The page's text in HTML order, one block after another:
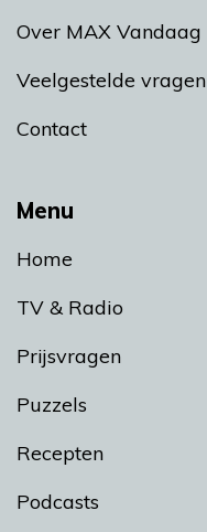
Menu
Home
TV & Radio
Prijsvragen
Puzzels
Recepten
Podcasts
Over MAX Vandaag
Veelgestelde vragen
Contact